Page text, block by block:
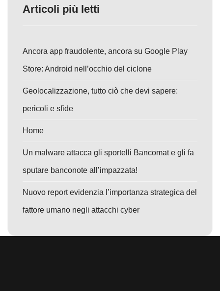
Articoli più letti
Ancora app fraudolente, ancora su Google Play
Store: Android nell’occhio del ciclone
Geolocalizzazione, tutto ciò che devi sapere:
pericoli e sfide
Home
Un malware attacca gli sportelli Bancomat e gli fa
sputare banconote all’impazzata!
Nuovo report evidenzia l’importanza strategica del
fattore umano negli attacchi cyber